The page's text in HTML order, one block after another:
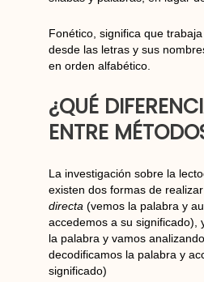
Fonético, significa que
desde las letras y sus
en orden alfabético.
¿QUÉ
ENTRE
La investigación sobre la
existen dos formas de
directa (vemos la palabra y
accedemos a su significado),
la palabra y vamos
decodificamos la palabra y
significado)